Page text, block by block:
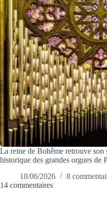
La reine de Bohême retrouve son
historique des grandes orgues de
18/06/2026
8
14 commentaires